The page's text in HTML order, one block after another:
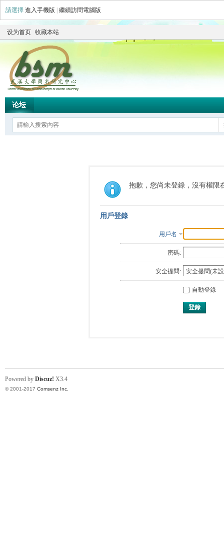
請選擇 進入手機版 繼續訪問電腦版
设为首页 收藏本站
论坛
抱歉，您尚未登錄，沒有權限
用戶登錄
用戶名
密碼:
安全提問:
自動登錄
登錄
Powered by Discuz! X3.4
© 2001-2017 Comsenz Inc.